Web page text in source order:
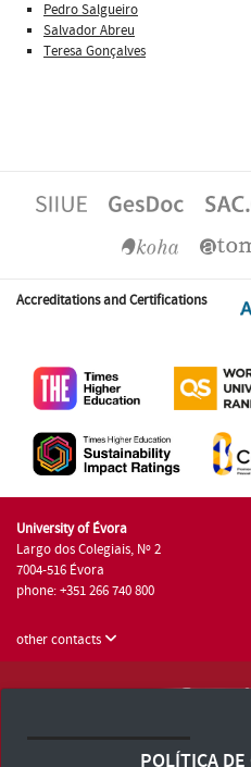
Pedro Salgueiro
Salvador Abreu
Teresa Gonçalves
Accreditations and Certifications
University of Évora
Largo dos Colegiais, Nº 2
7004-516 Évora
phone: +351 266 740 800
other contacts
Terms and
POLÍTICA DE